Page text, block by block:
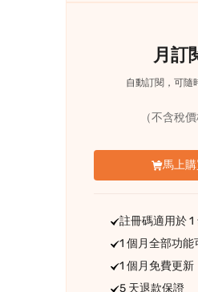
月訂
自動訂閱，可隨
（不含稅價
馬上購
註冊碼適用於 1
1 個月全部功能
1 個月免費更新
5 天退款保證